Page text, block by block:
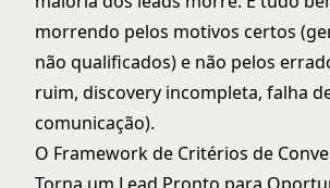
morrendo pelos motivos certos
não qualificados) e não pelos
ruim, discovery incompleta, falha
comunicação).
O Framework de Critérios de